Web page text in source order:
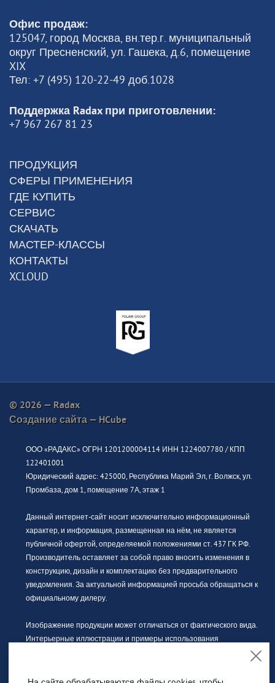
Офис продаж:
125047, город Москва, вн.тер.г. муниципальный
округ Пресненский, ул. Гашека, д.6, помещение
XIX
Тел: +7 (495) 120-22-49 доб.1028
Поддержка Radax при приготовлении:
+7 967 267 81 23
ПРОДУКЦИЯ
СФЕРЫ ПРИМЕНЕНИЯ
ГДЕ КУПИТЬ
СЕРВИС
СКАЧАТЬ
МАСТЕР-КЛАССЫ
КОНТАКТЫ
XCLOUD
© 2026 — Radax
Создание сайта —HCube
ООО «РАДАКС» ОГРН 1201200004114 ИНН 1224007780 / КПП
122401001
Юридический адрес: 425000, Республика Марий Эл, г. Волжск, ул.
Промбаза, дом 1, помещение 7А, этаж 1
Данный интернет-сайт носит исключительно информационный
характер, и информация, размещенная на нём, не является
публичной офертой, определяемой положениями ст. 437 ГК РФ.
Производитель оставляет за собой право вносить изменения в
конструкцию, дизайн и комплектацию без предварительного
уведомления. За актуальной информацией просьба обращаться к
официальному дилеру.
Изображение продукции может отличаться от фактического вида.
Интерьерные иллюстрации и примеры использования
оборудования.